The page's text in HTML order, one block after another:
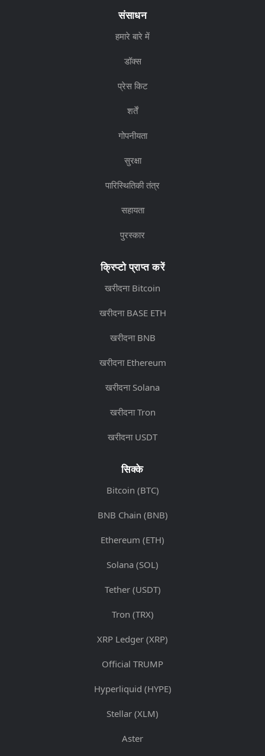
संसाधन
हमारे बारे में
डॉक्स
प्रेस किट
शर्तें
गोपनीयता
सुरक्षा
पारिस्थितिकी तंत्र
सहायता
पुरस्कार
क्रिप्टो प्राप्त करें
खरीदना Bitcoin
खरीदना BASE ETH
खरीदना BNB
खरीदना Ethereum
खरीदना Solana
खरीदना Tron
खरीदना USDT
सिक्के
Bitcoin (BTC)
BNB Chain (BNB)
Ethereum (ETH)
Solana (SOL)
Tether (USDT)
Tron (TRX)
XRP Ledger (XRP)
Official TRUMP
Hyperliquid (HYPE)
Stellar (XLM)
Aster